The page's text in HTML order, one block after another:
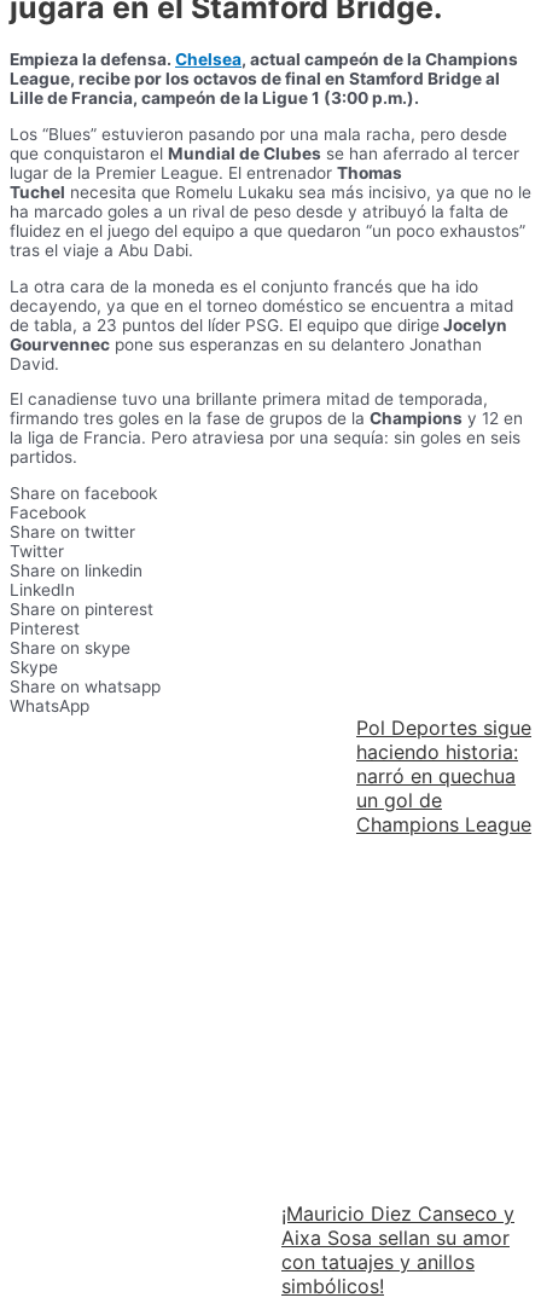
Empieza la defensa. Chelsea, actual campeón de la Champions
League, recibe por los octavos de final en Stamford Bridge al
Lille de Francia, campeón de la Ligue 1 (3:00 p.m.).
Los “Blues” estuvieron pasando por una mala racha, pero desde
que conquistaron el Mundial de Clubes se han aferrado al tercer
lugar de la Premier League. El entrenador Thomas
Tuchel necesita que Romelu Lukaku sea más incisivo, ya que no le
ha marcado goles a un rival de peso desde y atribuyó la falta de
fluidez en el juego del equipo a que quedaron “un poco exhaustos”
tras el viaje a Abu Dabi.
La otra cara de la moneda es el conjunto francés que ha ido
decayendo, ya que en el torneo doméstico se encuentra a mitad
de tabla, a 23 puntos del líder PSG. El equipo que dirigeJocelyn
Gourvennec pone sus esperanzas en su delantero Jonathan
David.
El canadiense tuvo una brillante primera mitad de temporada,
firmando tres goles en la fase de grupos de la Champions y 12 en
la liga de Francia. Pero atraviesa por una sequía: sin goles en seis
partidos.
Share on facebook
Facebook
Share on twitter
Twitter
Share on linkedin
LinkedIn
Share on pinterest
Pinterest
Share on skype
Skype
Share on whatsapp
WhatsApp
Pol Deportes sigue
haciendo historia:
narró en quechua
un gol de
Champions League
¡Mauricio Diez Canseco y
Aixa Sosa sellan su amor
con tatuajes y anillos
simbólicos!